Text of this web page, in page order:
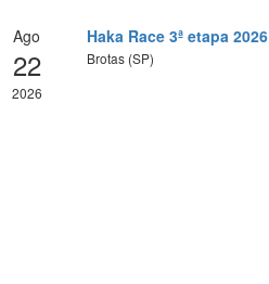
Ago
22
2026
Haka Race 3ª etapa 2026
Brotas (SP)